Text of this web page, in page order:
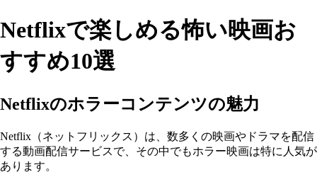
Netflixで楽しめる怖い映画お
すすめ10選
Netflixのホラーコンテンツの魅力
Netflix（ネットフリックス）は、数多くの映画やドラマを配信
する動画配信サービスで、その中でもホラー映画は特に人気が
あります。